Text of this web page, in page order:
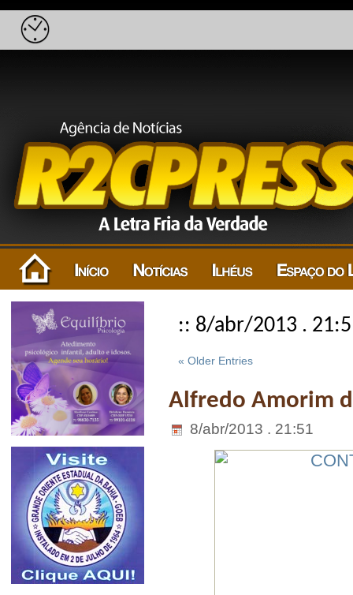
:: 8/abr/2013 .
« Older Entries
Alfredo Amorim
8/abr/2013 . 21:51